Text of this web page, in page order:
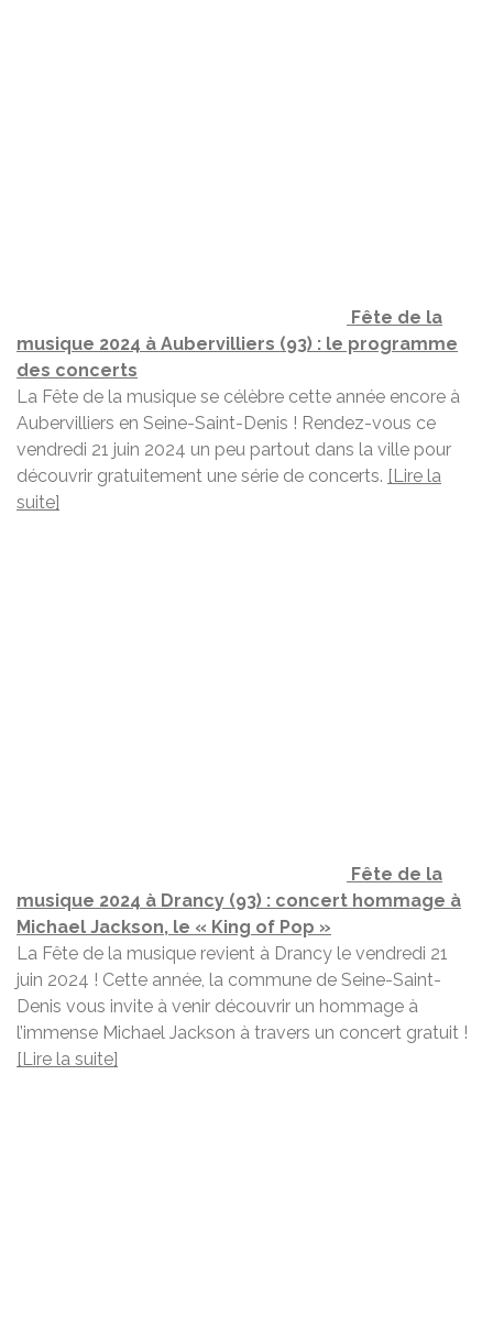
Fête de la
musique 2024 à Aubervilliers (93) : le programme
des concerts
La Fête de la musique se célèbre cette année encore à
Aubervilliers en Seine-Saint-Denis ! Rendez-vous ce
vendredi 21 juin 2024 un peu partout dans la ville pour
découvrir gratuitement une série de concerts. [Lire la
suite]
Fête de la
musique 2024 à Drancy (93) : concert hommage à
Michael Jackson, le « King of Pop »
La Fête de la musique revient à Drancy le vendredi 21
juin 2024 ! Cette année, la commune de Seine-Saint-
Denis vous invite à venir découvrir un hommage à
l’immense Michael Jackson à travers un concert gratuit !
[Lire la suite]